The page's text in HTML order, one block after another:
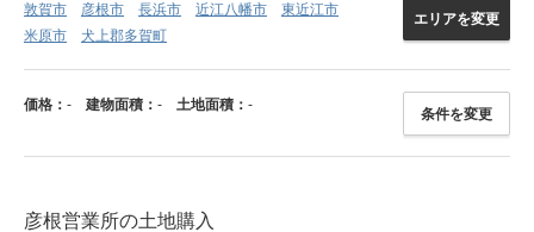
敦賀市 彦根市 長浜市 近江八幡市
東近江市
米原市
犬上郡多賀町
エリアを変更
価格： - 建物面積： - 土地面積： -
条件を変更
彦根営業所の土地購入